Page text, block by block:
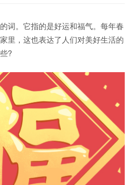
。它指的是好运和福气。每年春
里，这也表达了人们对美好生活的
?